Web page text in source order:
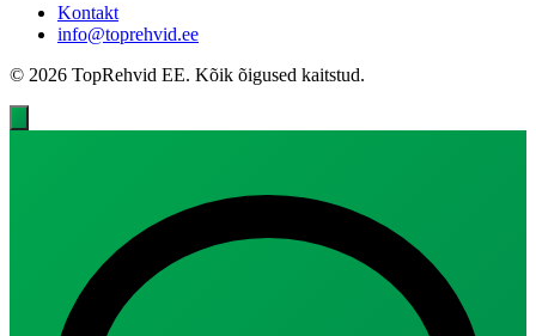
Kontakt
info@toprehvid.ee
© 2026 TopRehvid EE. Kõik õigused kaitstud.